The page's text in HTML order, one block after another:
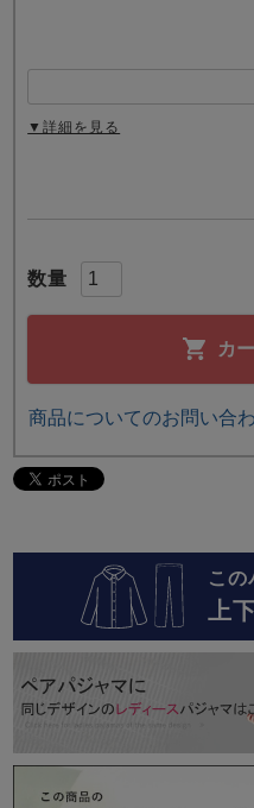
カ
▼詳細を見る
商品についてのお問い合
この
上